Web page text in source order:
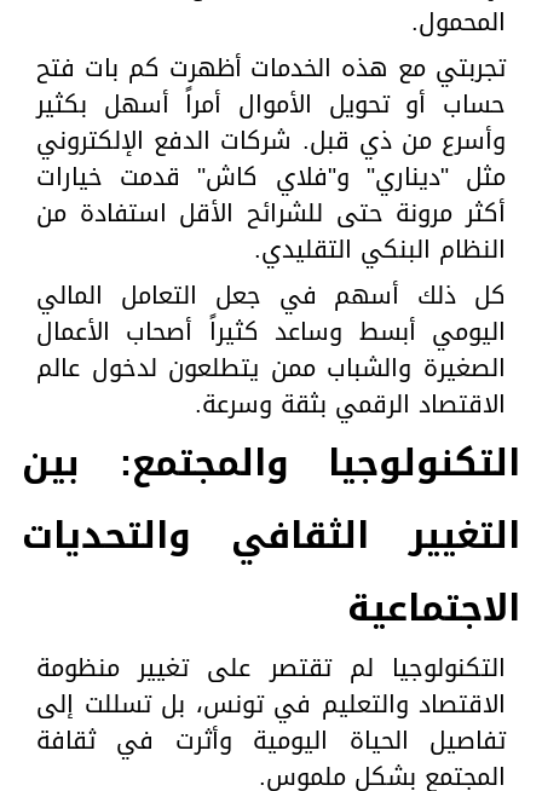
المحمول.
تجربتي مع هذه الخدمات أظهرت كم بات فتح
حساب أو تحويل الأموال أمراً أسهل بكثير
وأسرع من ذي قبل. شركات الدفع الإلكتروني
مثل "ديناري" و"فلاي كاش" قدمت خيارات
أكثر مرونة حتى للشرائح الأقل استفادة من
النظام البنكي التقليدي.
كل ذلك أسهم في جعل التعامل المالي
اليومي أبسط وساعد كثيراً أصحاب الأعمال
الصغيرة والشباب ممن يتطلعون لدخول عالم
الاقتصاد الرقمي بثقة وسرعة.
التكنولوجيا والمجتمع: بين
التغيير الثقافي والتحديات
الاجتماعية
التكنولوجيا لم تقتصر على تغيير منظومة
الاقتصاد والتعليم في تونس، بل تسللت إلى
تفاصيل الحياة اليومية وأثرت في ثقافة
المجتمع بشكل ملموس.